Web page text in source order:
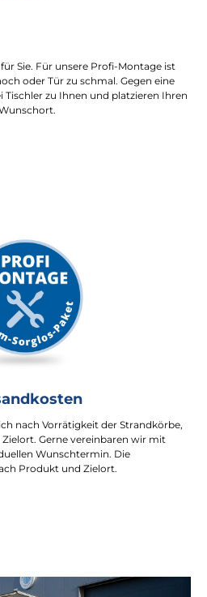
Sie. Für unsere Profi-Montage ist
oder Tür zu schmal. Gegen eine
zu Ihnen und platzieren Ihren
nach Vorrätigkeit der Strandkörbe,
Gerne vereinbaren wir mit
Wunschtermin. Die
Produkt und Zielort.